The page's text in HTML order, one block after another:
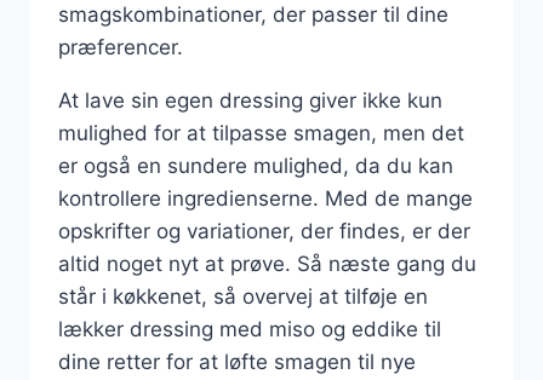
smagskombinationer, der passer til dine
præferencer.
At lave sin egen dressing giver ikke kun
mulighed for at tilpasse smagen, men det
er også en sundere mulighed, da du kan
kontrollere ingredienserne. Med de mange
opskrifter og variationer, der findes, er der
altid noget nyt at prøve. Så næste gang du
står i køkkenet, så overvej at tilføje en
lækker dressing med miso og eddike til
dine retter for at løfte smagen til nye